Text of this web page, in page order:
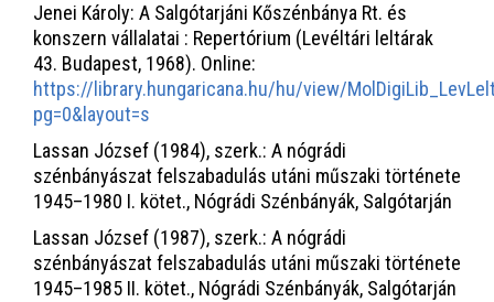
Jenei Károly: A Salgótarjáni Kőszénbánya Rt. és
konszern vállalatai : Repertórium (Levéltári leltárak
43. Budapest, 1968). Online:
https://library.hungaricana.hu/hu/view/
pg=0&layout=s
Lassan József (1984), szerk.: A nógrádi
szénbányászat felszabadulás utáni műszaki története
1945–1980 I. kötet., Nógrádi Szénbányák, Salgótarján
Lassan József (1987), szerk.: A nógrádi
szénbányászat felszabadulás utáni műszaki története
1945–1985 II. kötet., Nógrádi Szénbányák, Salgótarján